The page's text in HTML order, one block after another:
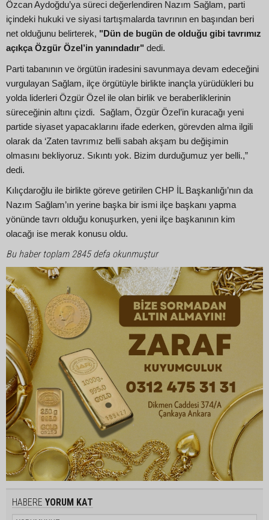
Özcan Aydoğdu’ya süreci değerlendiren Nazım Sağlam, parti
içindeki hukuki ve siyasi tartışmalarda tavrının en başından beri
net olduğunu belirterek, "Dün de bugün de olduğu gibi tavrımız
açıkça Özgür Özel’in yanındadır" dedi.
Parti tabanının ve örgütün iradesini savunmaya devam edeceğini
vurgulayan Sağlam, ilçe örgütüyle birlikte inançla yürüdükleri bu
yolda liderleri Özgür Özel ile olan birlik ve beraberliklerinin
süreceğinin altını çizdi. Sağlam, Özgür Özel’in kuracağı yeni
partide siyaset yapacaklarını ifade ederken, görevden alma ilgili
olarak da ‘Zaten tavrımız belli sabah akşam bu değişimin
olmasını bekliyoruz. Sıkıntı yok. Bizim durduğumuz yer belli.,”
dedi.
Kılıçdaroğlu ile birlikte göreve getirilen CHP İL Başkanlığı’nın da
Nazım Sağlam’ın yerine başka bir ismi ilçe başkanı yapma
yönünde tavrı olduğu konuşurken, yeni ilçe başkanının kim
olacağı ise merak konusu oldu.
Bu haber toplam 2845 defa okunmuştur
HABERE YORUM KAT